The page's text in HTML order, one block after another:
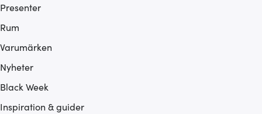
Presenter
Rum
Varumärken
Nyheter
Black Week
Inspiration & guider